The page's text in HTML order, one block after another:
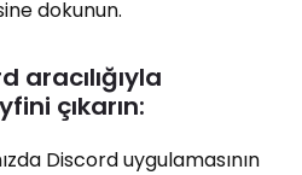
dokunun.
aracılığıyla
çıkarın:
Discord uygulamasının